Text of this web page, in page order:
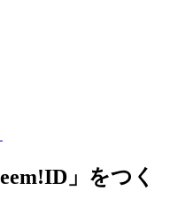
」をつく